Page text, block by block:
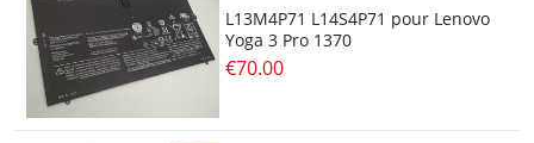
L13M4P71 L14S4P71 pour Lenovo
Yoga 3 Pro 1370
€70.00